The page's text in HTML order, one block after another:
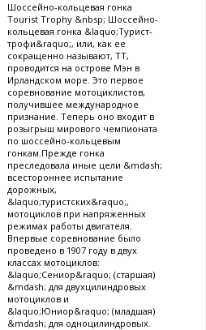
Шоссейно-кольцевая гонка
Tourist Trophy &nbsp; Шоссейно-
кольцевая гонка &laquo;Турист-
трофи&raquo;, или, как ее
сокращенно называют, ТТ,
проводится на острове Мэн в
Ирландском море. Это первое
соревнование мотоциклистов,
получившее международное
признание. Теперь оно входит в
розыгрыш мирового чемпионата
по шоссейно-кольцевым
гонкам.Прежде гонка
преследовала иные цели &mdash;
всестороннее испытание
дорожных,
&laquo;туристских&raquo;,
мотоциклов при напряженных
режимах работы двигателя.
Впервые соревнование было
проведено в 1907 году в двух
классах мотоциклов:
&laquo;Сениор&raquo; (старшая)
&mdash; для двухцилиндровых
мотоциклов и
&laquo;Юниор&raquo; (младшая)
&mdash; для одноцилиндровых.